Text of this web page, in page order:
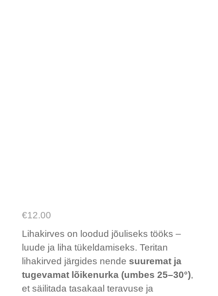
€12.00
Lihakirves on loodud jõuliseks tööks –
luude ja liha tükeldamiseks. Teritan
lihakirved järgides nende suuremat ja
tugevamat lõikenurka (umbes 25–30°),
et säilitada tasakaal teravuse ja